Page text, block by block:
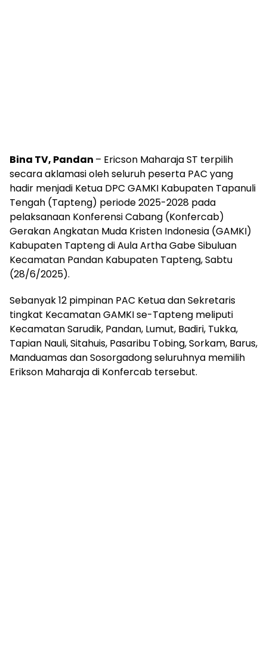
Bina TV, Pandan – Ericson Maharaja ST terpilih
secara aklamasi oleh seluruh peserta PAC yang
hadir menjadi Ketua DPC GAMKI Kabupaten Tapanuli
Tengah (Tapteng) periode 2025-2028 pada
pelaksanaan Konferensi Cabang (Konfercab)
Gerakan Angkatan Muda Kristen Indonesia (GAMKI)
Kabupaten Tapteng di Aula Artha Gabe Sibuluan
Kecamatan Pandan Kabupaten Tapteng, Sabtu
(28/6/2025).
Sebanyak 12 pimpinan PAC Ketua dan Sekretaris
tingkat Kecamatan GAMKI se-Tapteng meliputi
Kecamatan Sarudik, Pandan, Lumut, Badiri, Tukka,
Tapian Nauli, Sitahuis, Pasaribu Tobing, Sorkam, Barus,
Manduamas dan Sosorgadong seluruhnya memilih
Erikson Maharaja di Konfercab tersebut.